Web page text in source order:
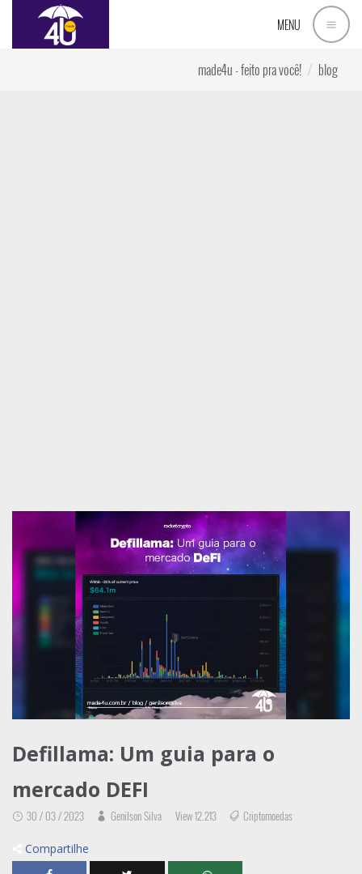
MENU
made4u - feito pra você! blog
Defillama: Um guia para o
mercado DEFI
30 / 03 / 2023 Genilson Silva View 12.213 Criptomoedas
Compartilhe